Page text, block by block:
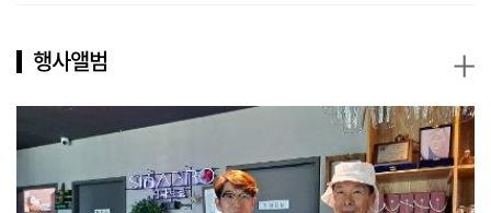
행사앨범 +